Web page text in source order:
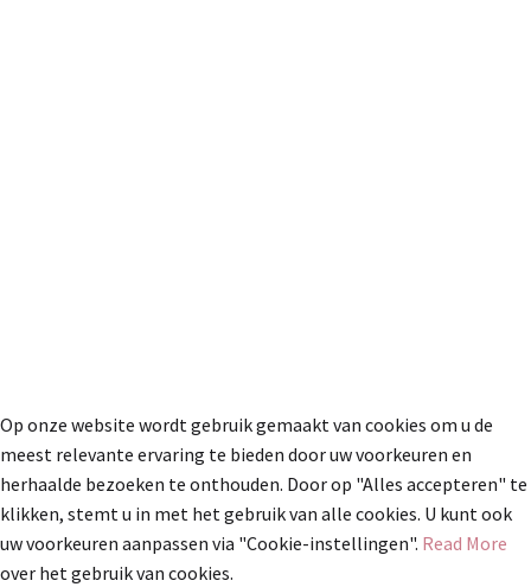
Op onze website wordt gebruik gemaakt van cookies om u de
meest relevante ervaring te bieden door uw voorkeuren en
herhaalde bezoeken te onthouden. Door op "Alles accepteren" te
klikken, stemt u in met het gebruik van alle cookies. U kunt ook
uw voorkeuren aanpassen via "Cookie-instellingen". Read More
over het gebruik van cookies.